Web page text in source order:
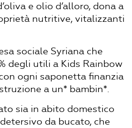
e olio d’alloro, dona a
nutritive, vitalizzanti
sociale Syriana che
degli utili a Kids Rainbow
ogni saponetta finanzia
a un* bambin*.
sia in abito domestico
da bucato, che